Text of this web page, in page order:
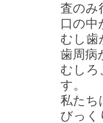
査のみ
口の中
むし歯
歯周病
むしろ
す。
私たち
びっく